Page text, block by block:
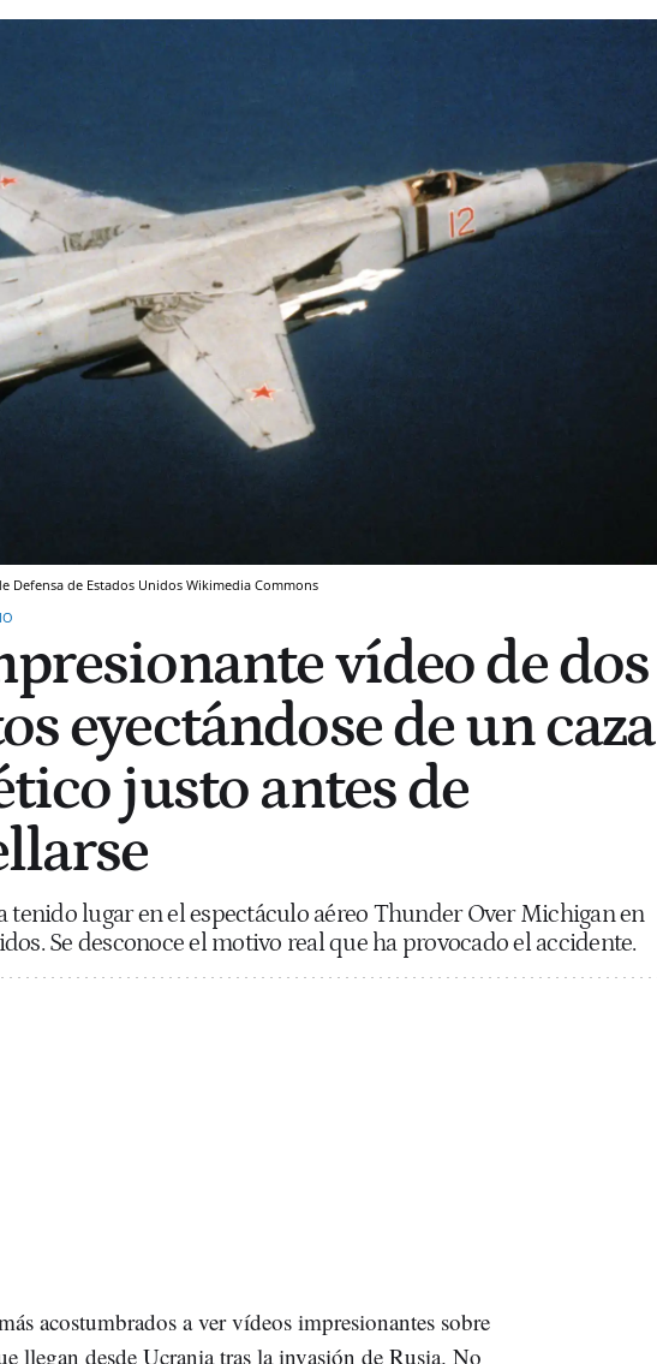
Defensa de Estados Unidos Wikimedia Commons
vídeo de dos
eyectándose de un caza
justo antes de
tenido lugar en el espectáculo aéreo Thunder Over Michigan en
Se desconoce el motivo real que ha provocado el accidente.
acostumbrados a ver vídeos impresionantes sobre
llegan desde Ucrania tras la invasión de Rusia. No